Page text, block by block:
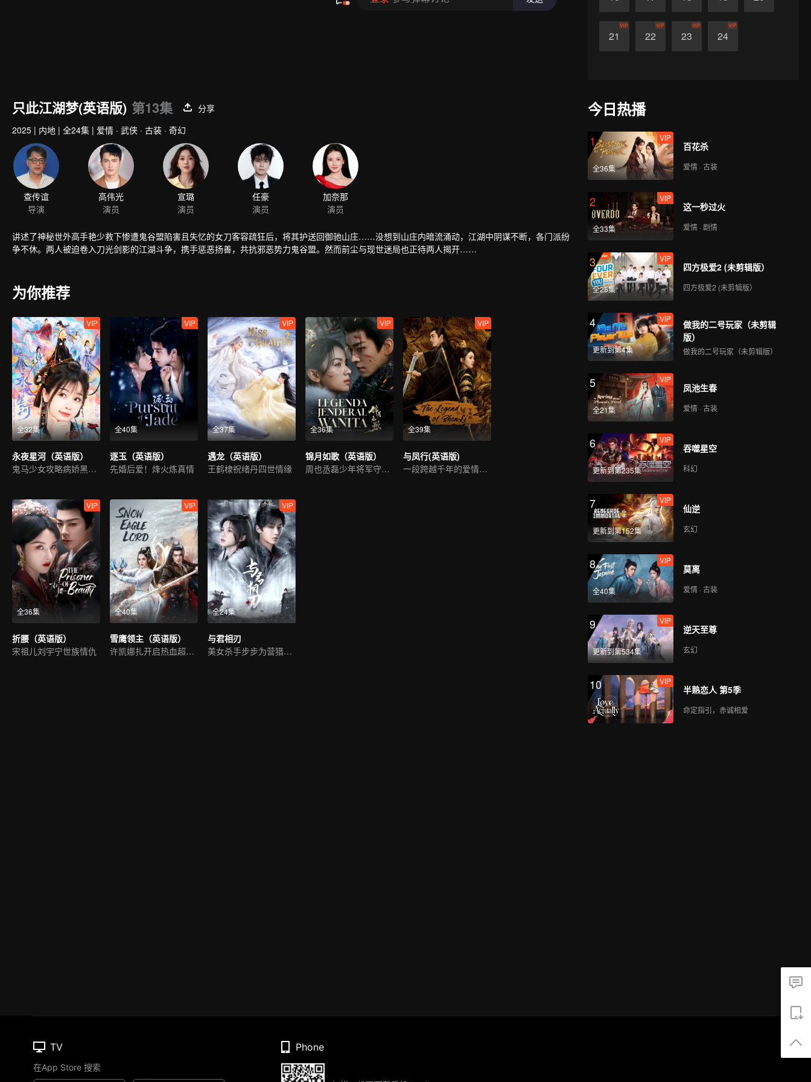
21
VIP
22
VIP
23
VIP
24
VIP
只此江湖梦(英语版) 第13集
分享
2025 | 内地 | 全24集 | 爱情 · 武侠 · 古装 · 奇幻
查传谊
导演
高伟光
演员
宣璐
演员
任豪
演员
加奈那
演员
讲述了神秘世外高手艳少救下惨遭鬼谷盟陷害且失忆的女刀客容疏狂后，将其护送回御驰山庄……没想到山庄内暗流涌动，江湖中阴谋不断，各门派纷
争不休。两人被迫卷入刀光剑影的江湖斗争，携手惩恶扬善，共抗邪恶势力鬼谷盟。然而前尘与现世迷局也正待两人揭开……
为你推荐
全32集
VIP
永夜星河（英语版）
鬼马少女攻略病娇黑莲花
全40集
VIP
逐玉（英语版）
先婚后爱！烽火炼真情
全37集
VIP
遇龙（英语版）
王鹤棣祝绪丹四世情缘
全36集
VIP
锦月如歌（英语版）
周也丞磊少年将军守护家国
全39集
VIP
与凤行(英语版)
一段跨越千年的爱情故事
全36集
VIP
折腰（英语版）
宋祖儿刘宇宁世族情仇
全40集
VIP
雪鹰领主（英语版）
许凯娜扎开启热血超凡世界
全24集
VIP
与君相刃
美女杀手步步为营猎爱皇子
今日热播
1
全36集
VIP
百花杀
爱情 · 古装
2
全33集
VIP
这一秒过火
爱情 · 剧情
3
全25集
VIP
四方极爱2 (未剪辑版）
四方极爱2 (未剪辑版）
4
更新到第4集
VIP
做我的二号玩家（未剪辑
版）
做我的二号玩家（未剪辑版）
5
全21集
VIP
凤池生春
爱情 · 古装
6
更新到第235集
VIP
吞噬星空
科幻
7
更新到第152集
VIP
仙逆
玄幻
8
全40集
VIP
莫离
爱情 · 古装
9
更新到第534集
VIP
逆天至尊
玄幻
10 VIP
半熟恋人 第5季
命定指引，赤诚相爱
TV
在App Store 搜索
Phone